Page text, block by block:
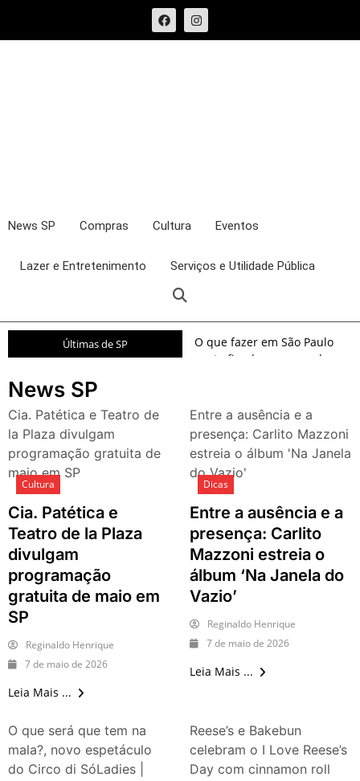
News SP Compras Cultura Eventos
Lazer e Entretenimento Serviços e Utilidade Pública
Últimas de SP
O que fazer em São Paulo
neste fim de semana: shows,
O que fazer em São Paulo
neste fim de semana: 15
passeios imperdíveis nos
dias 8 e 9 de agosto de 2026
100ª Festa da Achiropita
transforma o Bixiga em um
pedaço da Itália durante
agosto de 2026
O que fazer em São Paulo
em agosto de 2026: festas
italianas, eventos,
exposições, parques e
passeios imperdíveis
O que fazer em São Paulo
nos dias 25 e 26 de julho:
festas, shows, exposições e
2026: festas julinas, shows,
Copa do Mundo, exposições
e passeios imperdíveis
News SP
Cia. Patética e Teatro de
la Plaza divulgam
programação gratuita de
maio em SP
Cultura
Cia. Patética e
Teatro de la Plaza
divulgam
programação
gratuita de maio em
SP
Reginaldo Henrique
7 de maio de 2026
Leia Mais ...
Entre a ausência e a
presença: Carlito Mazzoni
estreia o álbum 'Na Janela
do Vazio'
Dicas
Entre a ausência e a
presença: Carlito
Mazzoni estreia o
álbum ‘Na Janela do
Vazio’
Reginaldo Henrique
7 de maio de 2026
Leia Mais ...
O que será que tem na
mala?, novo espetáculo
do Circo di SóLadies |
Reese’s e Bakebun
celebram o I Love Reese’s
Day com cinnamon roll